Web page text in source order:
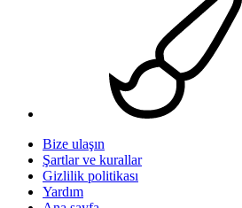
Bize ulaşın
Şartlar ve kurallar
Gizlilik politikası
Yardım